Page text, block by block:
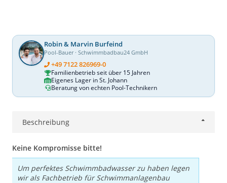
Robin & Marvin Burfeind
Pool-Bauer · Schwimmbadbau24 GmbH
+49 7122 826969-0
Familienbetrieb seit über 15 Jahren
Eigenes Lager in St. Johann
Beratung von echten Pool-Technikern
Beschreibung
Keine Kompromisse bitte!
Um perfektes Schwimmbadwasser zu haben legen
wir als Fachbetrieb für Schwimmanlagenbau